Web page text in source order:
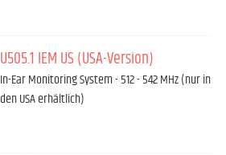
U505.1 IEM US (USA-Version)
In-Ear Monitoring System - 512 - 542 MHz (nur in
den USA erhältlich)